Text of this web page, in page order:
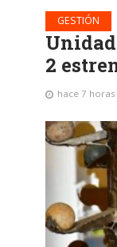
GESTIÓN
2
hace 7 horas